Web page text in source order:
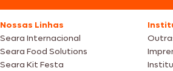
Nossas Linhas
Seara Internacional
Seara Food Solutions
Seara Kit Festa